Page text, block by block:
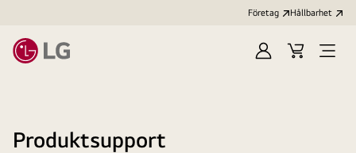
Företag Hållbarhet
LoggaKundvagn
Produktsupport